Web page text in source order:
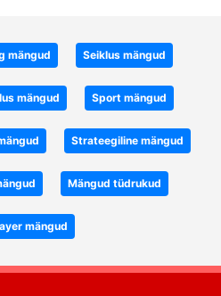
mängud Seiklus mängud
mängud Sport mängud
Strateegiline mängud
Mängud tüdrukud
mängud